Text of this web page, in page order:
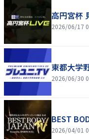
高円宮杯
2026/06/17
東都大学
2026/06/30
BEST
2026/04/01